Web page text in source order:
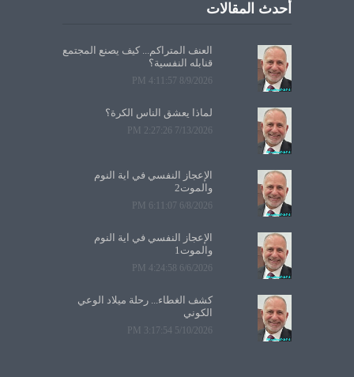
أحدث المقالات
العنف المتراكم... كيف يصنع المجتمع
قنابله النفسية؟
8/9/2026 4:11:57 PM
لماذا يعشق الناس الكرة؟
7/13/2026 2:27:26 PM
الإعجاز النفسي في آية النوم
والموت2
6/8/2026 6:11:07 PM
الإعجاز النفسي في آية النوم
والموت1
6/6/2026 4:24:58 PM
كشف الغطاء... رحلة ميلاد الوعي
الكوني
5/10/2026 3:17:54 PM